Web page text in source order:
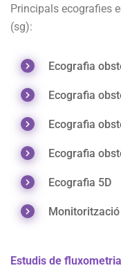
Principals ecografies
(sg):
Ecografia
Ecografia
Ecografia
Ecografia
Ecografia 5D
Estudis de